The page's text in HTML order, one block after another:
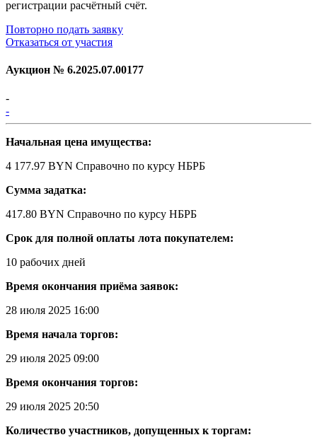
регистрации расчётный счёт.
Повторно подать заявку
Отказаться от участия
Аукцион № 6.2025.07.00177
-
-
Начальная цена имущества:
4 177.97 BYN Справочно по курсу НБРБ
Сумма задатка:
417.80 BYN Справочно по курсу НБРБ
Срок для полной оплаты лота покупателем:
10 рабочих дней
Время окончания приёма заявок:
28 июля 2025 16:00
Время начала торгов:
29 июля 2025 09:00
Время окончания торгов:
29 июля 2025 20:50
Количество участников, допущенных к торгам: